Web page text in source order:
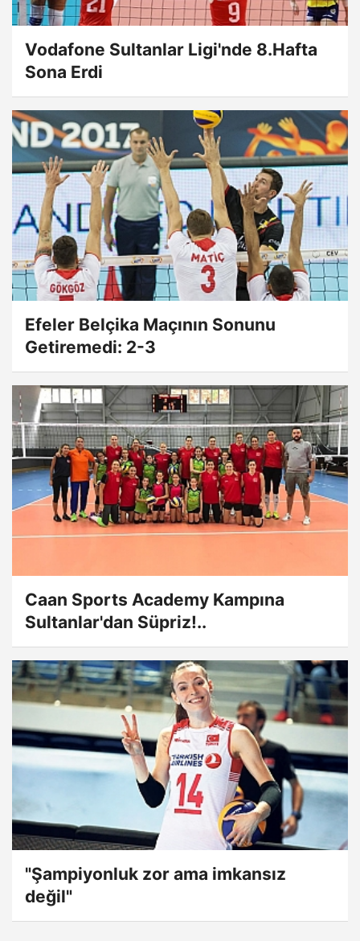
Vodafone Sultanlar Ligi'nde 8.Hafta
Sona Erdi
Efeler Belçika Maçının Sonunu
Getiremedi: 2-3
Caan Sports Academy Kampına
Sultanlar'dan Süpriz!..
"Şampiyonluk zor ama imkansız
değil"